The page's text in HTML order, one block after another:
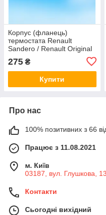
Корпус (фланець)
термостата Renault
Sandero / Renault Original
275 ₴
Купити
Про нас
100% позитивних з 66
Працює з 11.08.2021
м. Київ
03187, вул. Глушкова,
Контакти
Сьогодні вихідний